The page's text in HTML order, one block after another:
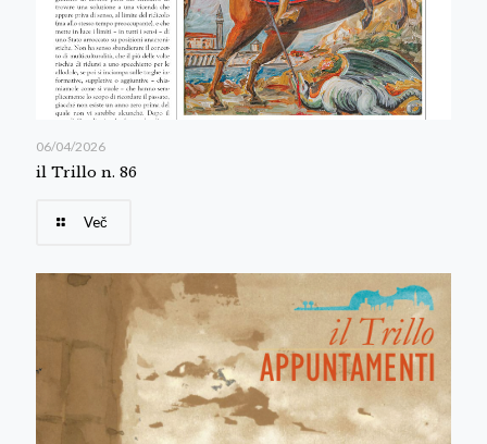
06/04/2026
il Trillo n. 86
Več